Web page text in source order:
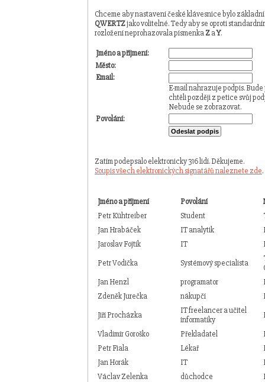
Chceme aby nastavení české klávesnice bylo základní
QWERTZjako volitelné. Tedy aby se oproti
rozložení neprohazovala písmenkaZaY.
Jméno a příjmení:
Město:
Email:
E-mail nahrazuje podpis.
chtěli později z petice svůj
Nebude se zobrazovat.
Povolání:
Zatím podepsalo elektronicky 316 lidí. Děkujeme.
Soupis všech elektronických signatářů naleznete zde.
Jméno a příjmení Povolání
Petr Kühtreiber
Student
Jan Hrabáček
IT analytik
Jaroslav Fojtík
IT
Petr Vodička
Systémový specialista
Jan Henzl
programator
Zdeněk Jurečka
nákupčí
Jiří Procházka
IT freelancer a učitel
informatiky
Vladimír Goroško
Překladatel
Petr Fiala
Lékař
Jan Horák
IT
Václav Zelenka
důchodce